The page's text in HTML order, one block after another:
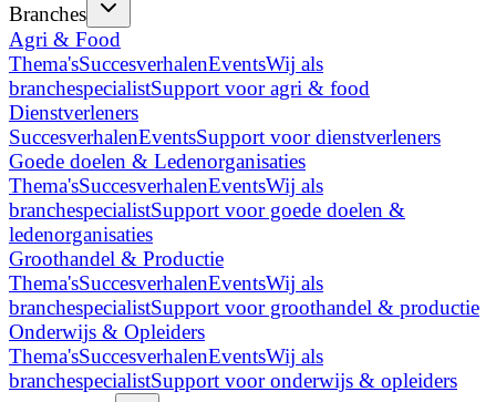
Branches
Agri & Food
Thema'sSuccesverhalenEventsWij als
branchespecialistSupport voor agri & food
Dienstverleners
SuccesverhalenEventsSupport voor dienstverleners
Goede doelen & Ledenorganisaties
Thema'sSuccesverhalenEventsWij als
branchespecialistSupport voor goede doelen &
ledenorganisaties
Groothandel & Productie
Thema'sSuccesverhalenEventsWij als
branchespecialistSupport voor groothandel & productie
Onderwijs & Opleiders
Thema'sSuccesverhalenEventsWij als
branchespecialistSupport voor onderwijs & opleiders